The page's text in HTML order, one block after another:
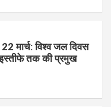
मार्च: विश्व जल दिवस
तक की प्रमुख